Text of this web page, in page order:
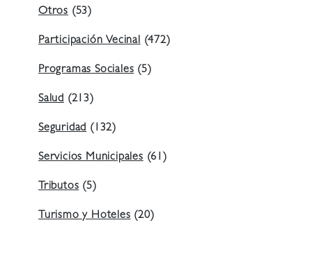
Otros (53)
Participación Vecinal (472)
Programas Sociales (5)
Salud (213)
Seguridad (132)
Servicios Municipales (61)
Tributos (5)
Turismo y Hoteles (20)